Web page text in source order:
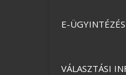
E-ÜGYINTÉZÉS
VÁLASZTÁSI